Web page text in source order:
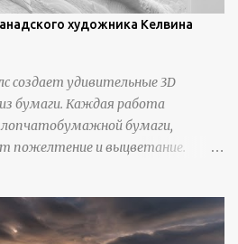
художника Келвина
создает удивительные 3D
бумаги. Каждая работа
бумаги,
пожелтение и выцветание.
чтобы точно
источник